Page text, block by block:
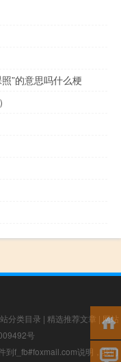
”的意思吗什么梗
分类目录 | 精选推荐文章 | 网站
号
到f_fb#foxmail.com说明，我们